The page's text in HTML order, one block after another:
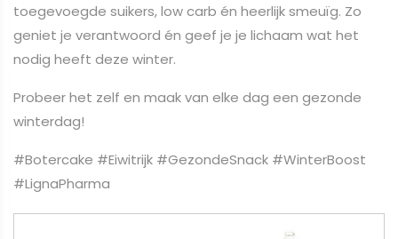
toegevoegde suikers, low carb én heerlijk smeuïg. Zo
geniet je verantwoord én geef je je lichaam wat het
nodig heeft deze winter.
Probeer het zelf en maak van elke dag een gezonde
winterdag!
#Botercake #Eiwitrijk #GezondeSnack #WinterBoost
#LignaPharma